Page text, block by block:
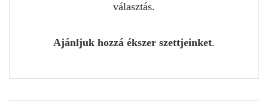
választás.
Ajánljuk hozzá ékszer szettjeinket.